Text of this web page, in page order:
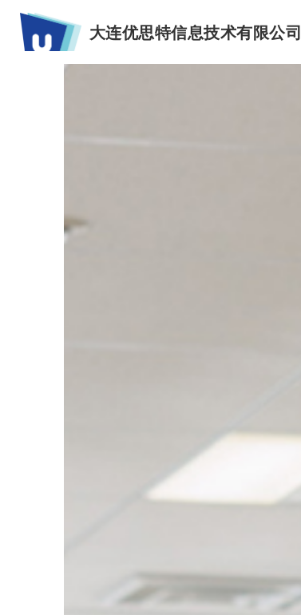
大连优思特信息技术有限公司